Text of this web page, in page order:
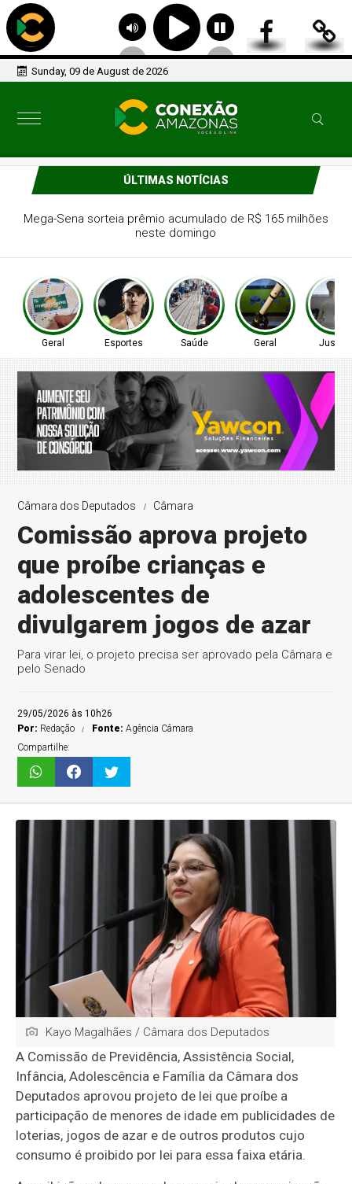
Sunday, 09 de August de 2026
ÚLTIMAS NOTÍCIAS
Tenista Bia Haddad anuncia pausa na carreira neste
segundo semestre
Geral Esportes Saúde Geral Justiça
Câmara dos Deputados Câmara
Comissão aprova projeto
que proíbe crianças e
adolescentes de
divulgarem jogos de azar
Para virar lei, o projeto precisa ser aprovado pela Câmara e
pelo Senado
29/05/2026 às 10h26
Por: Redação Fonte:Agência Câmara
Compartilhe:
Kayo Magalhães / Câmara dos Deputados
A Comissão de Previdência, Assistência Social,
Infância, Adolescência e Família da Câmara dos
Deputados aprovou projeto de lei que proíbe a
participação de menores de idade em publicidades de
loterias, jogos de azar e de outros produtos cujo
consumo é proibido por lei para essa faixa etária.